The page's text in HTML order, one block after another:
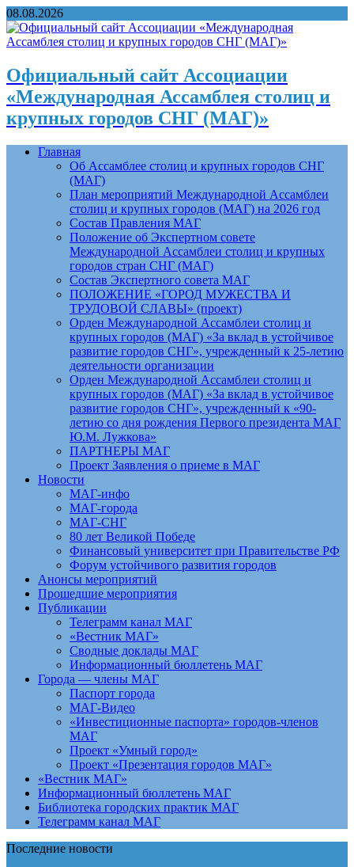
08.08.2026
Официальный сайт Ассоциации
«Международная Ассамблея столиц и
крупных городов СНГ (МАГ)»
Главная
Об Ассамблее столиц и крупных городов СНГ
(МАГ)
План мероприятий Международной Ассамблеи
столиц и крупных городов (МАГ) на 2026 год
Состав Правления МАГ
Положение об Экспертном совете
Международной Ассамблеи столиц и крупных
городов стран СНГ (МАГ)
Состав Экспертного совета МАГ
ПОЛОЖЕНИЕ «ГОРОД МУЖЕСТВА И
ТРУДОВОЙ СЛАВЫ» (проект)
Орден Международной Ассамблеи столиц и
крупных городов (МАГ) «За вклад в устойчивое
развитие городов СНГ», учрежденный к 25-летию
деятельности организации
Орден Международной Ассамблеи столиц и
крупных городов (МАГ) «За вклад в устойчивое
развитие городов СНГ», учрежденный к «90-
летию со дня рождения Первого президента МАГ
Ю.М. Лужкова»
ПАРТНЕРЫ МАГ
Проект Заявления о приеме в МАГ
Новости
МАГ-инфо
МАГ-города
МАГ-СНГ
80 лет Великой Победе
Финансовый университет при Правительстве РФ
Форум устойчивого развития городов
Анонсы мероприятий
Прошедшие мероприятия
Публикации
Телеграмм канал МАГ
«Вестник МАГ»
Сводные доклады МАГ
Информационный бюллетень МАГ
Города — члены МАГ
Паспорт города
МАГ-Видео
«Инвестиционные паспорта» городов-членов
МАГ
Проект «Умный город»
Проект «Презентация городов МАГ»
«Вестник МАГ»
Информационный бюллетень МАГ
Библиотека городских практик МАГ
Телеграмм канал МАГ
Последние новости